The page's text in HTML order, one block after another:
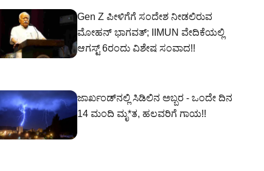
Gen Z ಪೀಳಿಗೆಗೆ ಸಂದೇಶ ನೀಡಲಿರುವ
ಮೋಹನ್ ಭಾಗವತ್; IIMUN ವೇದಿಕೆಯಲ್ಲಿ
ಆಗಸ್ಟ್ 6ರಂದು ವಿಶೇಷ ಸಂವಾದ!!
ಜಾರ್ಖಂಡ್‌ನಲ್ಲಿ ಸಿಡಿಲಿನ ಅಬ್ಬರ - ಒಂದೇ ದಿನ
14 ಮಂದಿ ಮೃ*ತ, ಹಲವರಿಗೆ ಗಾಯ!!